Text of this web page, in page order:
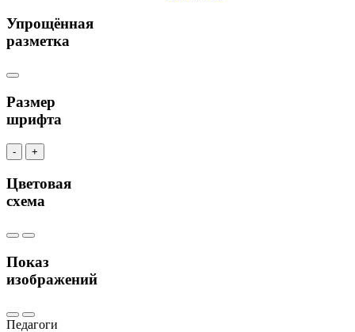
Упрощённая
разметка
Размер
шрифта
- +
Цветовая
схема
Показ
изображений
Педагоги